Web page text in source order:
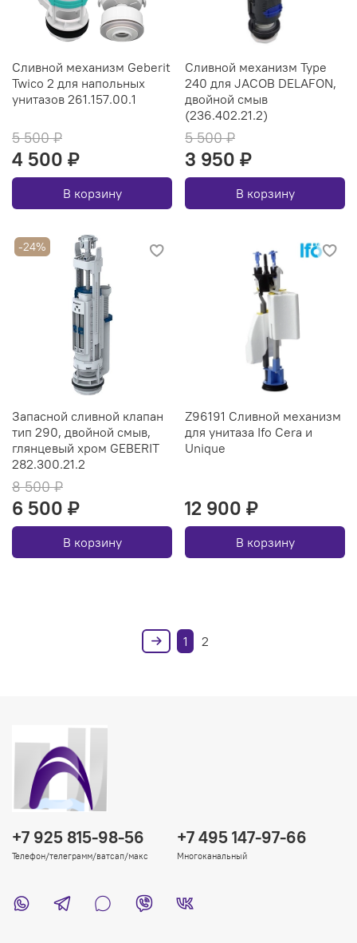
Сливной механизм Geberit
Twico 2 для напольных
унитазов 261.157.00.1
5 500 ₽
4 500 ₽
В корзину
Сливной механизм Type
240 для JACOB DELAFON,
двойной смыв
(236.402.21.2)
5 500 ₽
3 950 ₽
В корзину
-24%
Запасной сливной клапан
тип 290, двойной смыв,
глянцевый хром GEBERIT
282.300.21.2
8 500 ₽
6 500 ₽
В корзину
Z96191 Сливной механизм
для унитаза Ifo Cera и
Unique
12 900 ₽
В корзину
1 2
+7 925 815-98-56
Телефон/телеграмм/ватсап/макс
+7 495 147-97-66
Многоканальный